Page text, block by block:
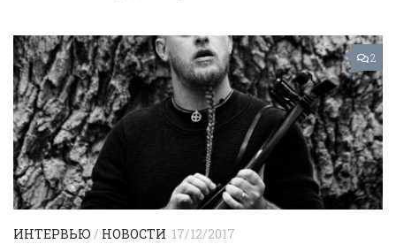
2
ИНТЕРВЬЮ / НОВОСТИ 17/12/2017